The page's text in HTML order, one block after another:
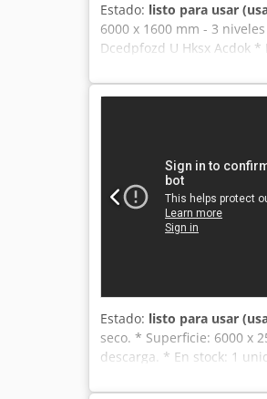
Estado: listo para usar
6000 x 1600 mm - 3
Dcedpfozd U Hksx Acdok
Estado: listo para usar
seco. * Superficie: 6000 x
descarga. * En stock: 1